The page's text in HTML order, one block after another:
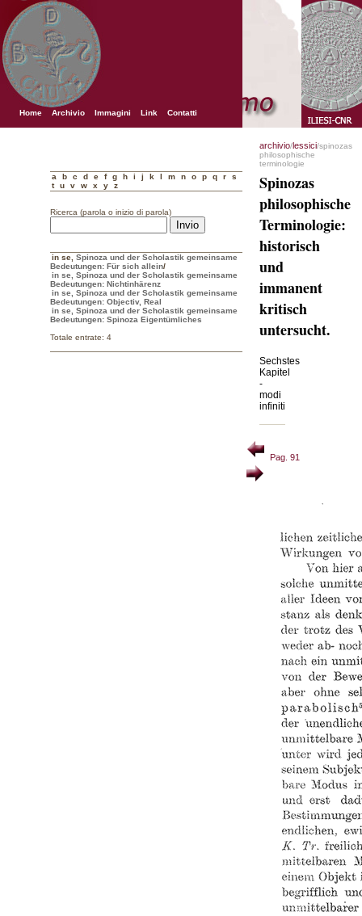
Home Archivio Immagini Link Contatti
a b c d e f g h i j k l m n o p q r
s
t
u v w x y z
Ricerca (parola o inizio di parola)
in se Spinoza und der Scholastik gemeinsame
Bedeutungen: Für sich allein/
in se, Spinoza und der Scholastik gemeinsame
Bedeutungen: Nichtinhärenz
in se, Spinoza und der Scholastik gemeinsame
Bedeutungen: Objectiv, Real
in se, Spinoza und der Scholastik gemeinsame
Bedeutungen: Spinoza Eigentümliches
Totale entrate: 4
archivio/lessici/spinozas
philosophische
terminologie
Spinozas
philosophische
Terminologie:
historisch
und
immanent
kritisch
untersucht.
Sechstes
Kapitel
-
modi
infiniti
Pag. 91